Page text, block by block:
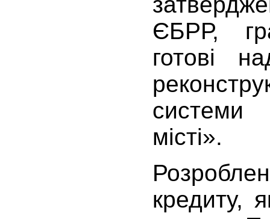
ЄБРР,
готові
системи
місті».
кредиту,